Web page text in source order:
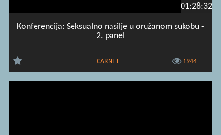
01:28:32
Konferencija: Seksualno nasilje u oružanom sukobu -
2. panel
CARNET 1944